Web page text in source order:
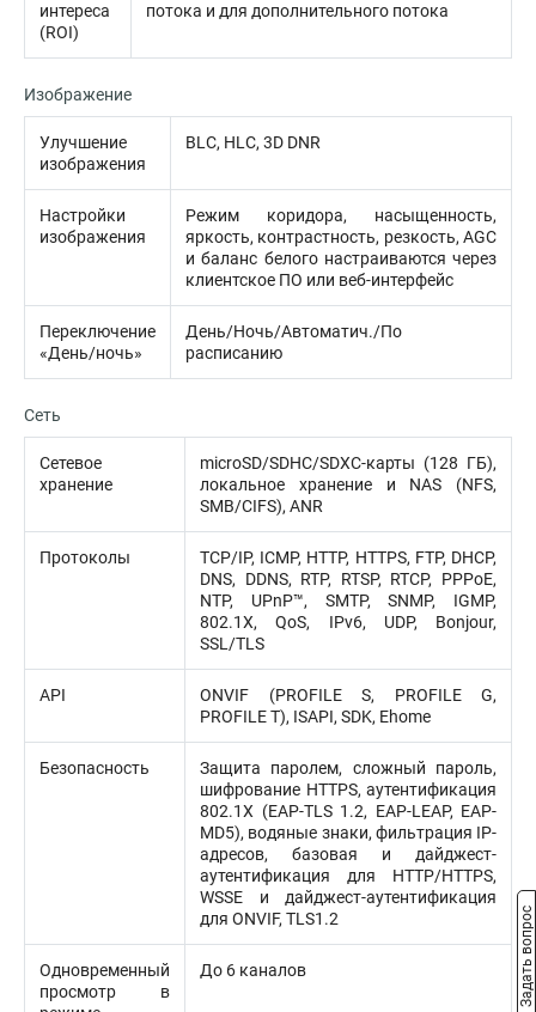
интереса
(ROI)
потока и для дополнительного потока
Изображение
Улучшение
изображения
BLC, HLC, 3D DNR
Настройки
изображения
Режим коридора, насыщенность,
яркость, контрастность, резкость, AGC
и баланс белого настраиваются через
клиентское ПО или веб-интерфейс
Переключение
«День/ночь»
День/Ночь/Автоматич./По
расписанию
Сеть
Сетевое
хранение
microSD/SDHC/SDXC-карты (128 ГБ),
локальное хранение и NAS (NFS,
SMB/CIFS), ANR
Протоколы
TCP/IP, ICMP, HTTP, HTTPS, FTP, DHCP,
DNS, DDNS, RTP, RTSP, RTCP, PPPoE,
NTP, UPnP™, SMTP, SNMP, IGMP,
802.1X, QoS, IPv6, UDP, Bonjour,
SSL/TLS
API
ONVIF (PROFILE S, PROFILE G,
PROFILE T), ISAPI, SDK, Ehome
Безопасность
Защита паролем, сложный пароль,
шифрование HTTPS, аутентификация
802.1X (EAP-TLS 1.2, EAP-LEAP, EAP-
MD5), водяные знаки, фильтрация IP-
адресов, базовая и дайджест-
аутентификация для HTTP/HTTPS,
WSSE и дайджест-аутентификация
для ONVIF, TLS1.2
Одновременный
просмотр в
До 6 каналов Задать вопрос